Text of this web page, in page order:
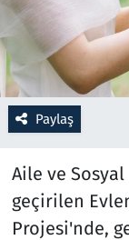
Paylaş
Aile ve
geçirilen
Projesi'nde,
Sağlık
Savunma
Seçim 2023
Spor
Teknoloji